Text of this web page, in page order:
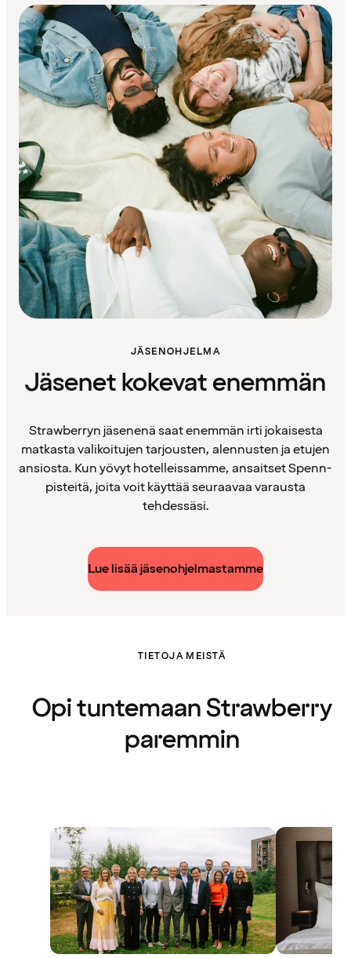
JÄSENOHJELMA
Jäsenet kokevat enemmän
Strawberryn jäsenenä saat enemmän irti jokaisesta
matkasta valikoitujen tarjousten, alennusten ja etujen
ansiosta. Kun yövyt hotelleissamme, ansaitset Spenn-
pisteitä, joita voit käyttää seuraavaa varausta
tehdessäsi.
Lue lisää jäsenohjelmastamme
TIETOJA MEISTÄ
Opi tuntemaan Strawberry
paremmin